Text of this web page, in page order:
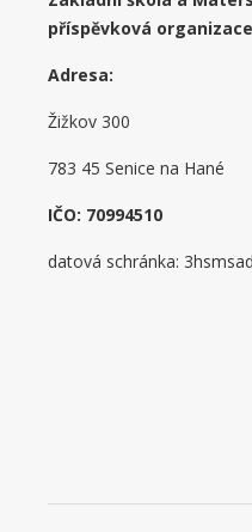
příspěvková organizace
Adresa:
Žižkov 300
783 45 Senice na Hané
IČO: 70994510
datová schránka: 3hsmsad